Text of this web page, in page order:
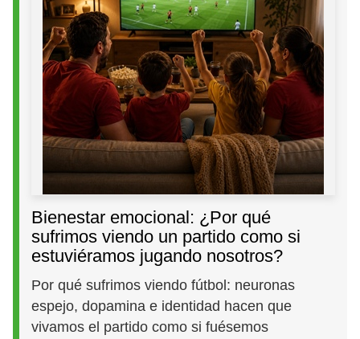
Bienestar emocional: ¿Por qué
sufrimos viendo un partido como si
estuviéramos jugando nosotros?
Por qué sufrimos viendo fútbol: neuronas
espejo, dopamina e identidad hacen que
vivamos el partido como si fuésemos